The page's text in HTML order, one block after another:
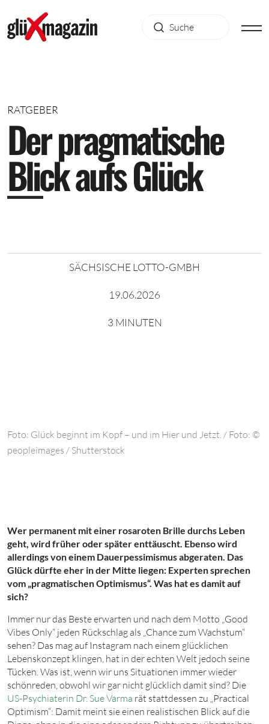
RATGEBER
Derpragmatische
BlickaufsGlück
SÄCHSISCHE LOTTO-GMBH
19.06.2026
3 MINUTEN
Foto: Glück beginnt im Kopf – und im Hier und Jetzt. / Foto: ©
peopleimages / Shutterstock
Wer permanent mit einer rosaroten Brille durchs Leben
geht, wird früher oder später enttäuscht. Ebenso wird
allerdings von einem Dauerpessimismus abgeraten. Das
Glück dürfte eher in der Mitte liegen: Experten sprechen
vom „pragmatischen Optimismus“. Was hat es damit auf
sich?
Immer nur das Beste erwarten und nach dem Motto „Good
Vibes Only“ jeden Rückschlag als „Chance zum Wachstum“
sehen? Das mag auf Instagram nach einem glücklichen
Lebenskonzept klingen, hat in der echten Welt jedoch seine
Tücken. Was ist, wenn wir uns Situationen immer wieder
schönreden, obwohl wir gar nicht glücklich damit sind? Die
US-Psychiaterin Dr. Sue Varma rät stattdessen zu „Practical
Optimism“: Damit meint sie einen realistischen Blick auf die